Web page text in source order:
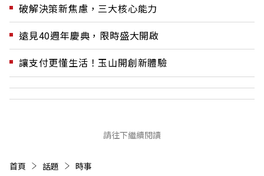
破解決策新焦慮，三大核心能力
遠見40週年慶典，限時盛大開啟
讓支付更懂生活！玉山開創新體驗
請往下繼續閱讀
首頁 話題 時事